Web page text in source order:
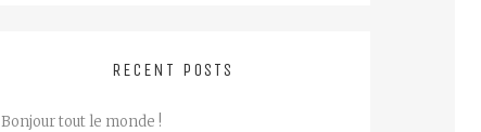
RECENT POSTS
Bonjour tout le monde !